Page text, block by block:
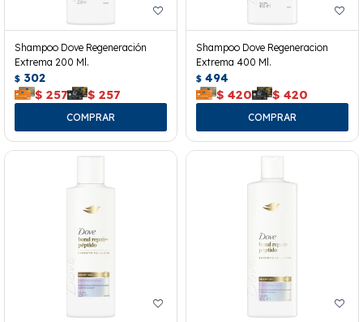
Shampoo Dove Regeneración
Extrema 200 Ml.
$ 302
$ 257 $ 257
Shampoo Dove Regeneracion
Extrema 400 Ml.
$ 494
$ 420 $ 420